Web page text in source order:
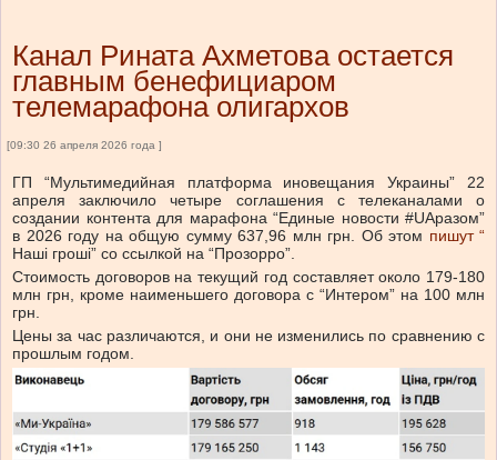
Канал Рината Ахметова остается
главным бенефициаром
телемарафона олигархов
[09:30 26 апреля 2026 года ]
ГП “Мультимедийная платформа иновещания Украины” 22
апреля заключило четыре соглашения с телеканалами о
создании контента для марафона “Единые новости #UAразом”
в 2026 году на общую сумму 637,96 млн грн. Об этом пишут “
Наші гроші” со ссылкой на “Прозорро”.
Стоимость договоров на текущий год составляет около 179-180
млн грн, кроме наименьшего договора с “Интером” на 100 млн
грн.
Цены за час различаются, и они не изменились по сравнению с
прошлым годом.